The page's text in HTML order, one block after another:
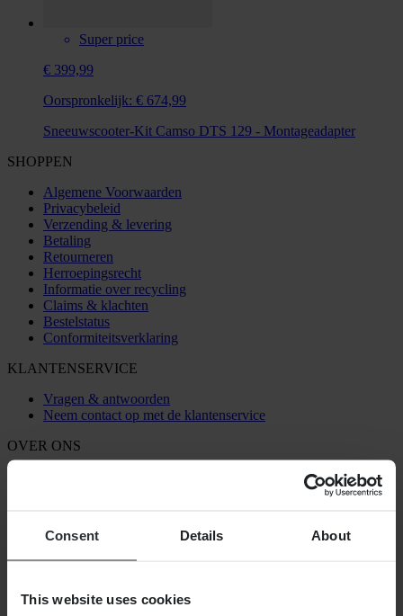
Consent Details About
This website uses cookies
Super price
€ 399,99
Oorspronkelijk: € 674,99
Sneeuwscooter-Kit Camso DTS 129 - Montageadapter
SHOPPEN
Algemene Voorwaarden
Privacybeleid
Verzending & levering
Betaling
Retourneren
Herroepingsrecht
Informatie over recycling
Claims & klachten
Bestelstatus
Conformiteitsverklaring
KLANTENSERVICE
Vragen & antwoorden
Neem contact op met de klantenservice
OVER ONS
VOLG ONS